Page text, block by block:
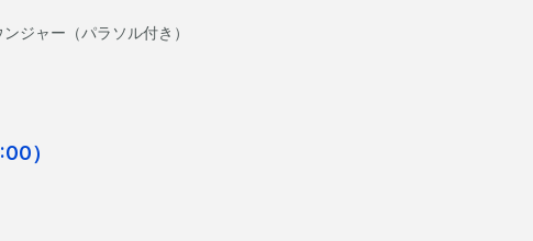
ジャー（パラソル付き）
）